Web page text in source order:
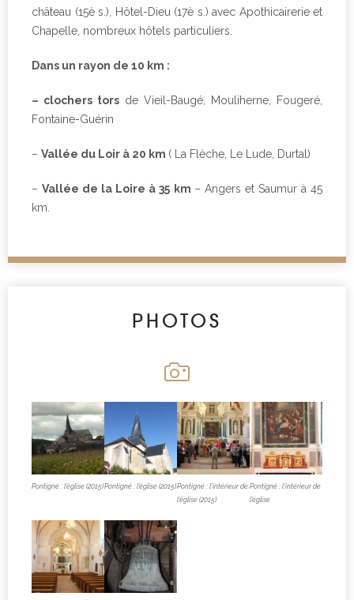
château (15è s.), Hôtel-Dieu (17è s.) avec Apothicairerie et
Chapelle, nombreux hôtels particuliers.
Dans un rayon de 10 km :
– clochers tors de Vieil-Baugé, Mouliherne, Fougeré,
Fontaine-Guérin
– Vallée du Loir à 20 km ( La Flèche, Le Lude, Durtal)
–Vallée de la Loire à 35 km – Angers et Saumur à 45
km.
PHOTOS
Pontigné : l’église (2015)Pontigné : l’église (2015)Pontigné : l’intérieur de
l’église (2015)
Pontigné : l’intérieur de
l’église